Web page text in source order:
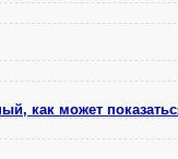
как может